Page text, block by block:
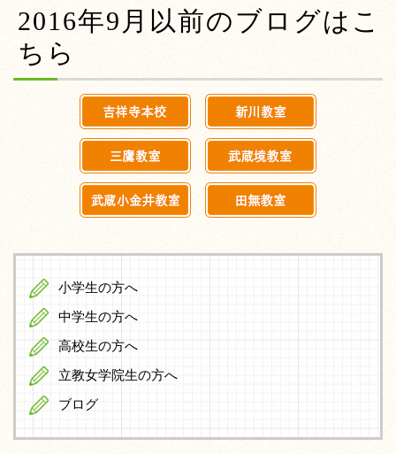
2016年9月以前のブログはこ
ちら
小学生の方へ
中学生の方へ
高校生の方へ
立教女学院生の方へ
ブログ